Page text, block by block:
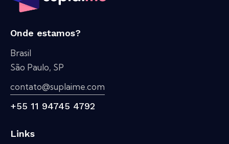
Onde estamos?
Brasil
São Paulo, SP
contato@suplaime.com
+55 11 94745 4792
Links